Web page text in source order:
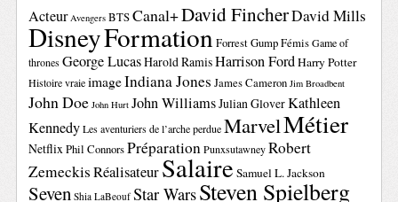
Acteur Avengers BTSCanal+David FincherDavid Mills
DisneyFormation Forrest GumpFémis Game of
thrones George LucasHarold RamisHarrison FordHarry Potter
Histoire vraie imageIndiana Jones James Cameron Jim Broadbent
John Doe John Hurt John WilliamsJulian GloverKathleen
Kennedy Les aventuriers de l’arche perdue MarvelMétier
Netflix Phil ConnorsPréparation Punxsutawney Robert
ZemeckisRéalisateurSalaire Samuel L. Jackson
Seven Shia LaBeouf Star WarsSteven Spielberg